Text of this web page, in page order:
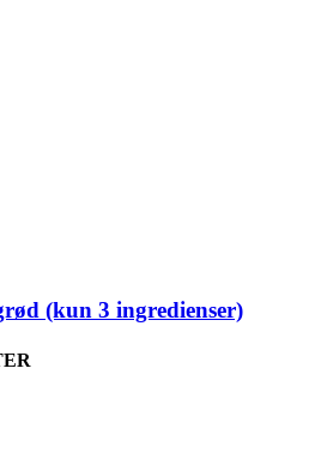
(kun 3 ingredienser)